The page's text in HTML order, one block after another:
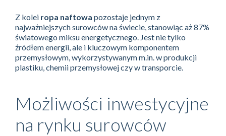
Z kolei ropa naftowa pozostaje jednym z
najważniejszych surowców na świecie, stanowiąc aż 87%
światowego miksu energetycznego. Jest nie tylko
źródłem energii, ale i kluczowym komponentem
przemysłowym, wykorzystywanym m.in. w produkcji
plastiku, chemii przemysłowej czy w transporcie.
Możliwości inwestycyjne
na rynku surowców